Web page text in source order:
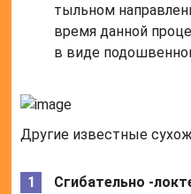
тыльном
время данной
в виде
Другие известные
Сгибательно -